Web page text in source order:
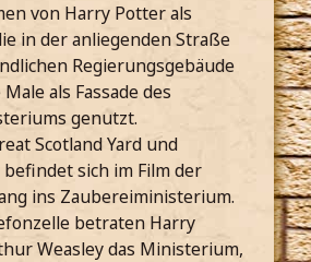
von Harry Potter als
in der anliegenden Straße
Regierungsgebäude
als Fassade des
genutzt.
Scotland Yard und
befindet sich im Film der
ins Zaubereiministerium.
betraten Harry
Weasley das Ministerium,